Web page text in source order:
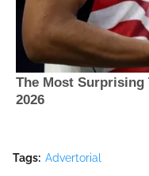
Tags: Advertorial